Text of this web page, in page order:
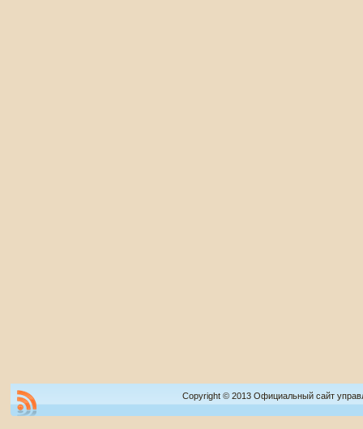
Copyright © 2013 Официальный сайт